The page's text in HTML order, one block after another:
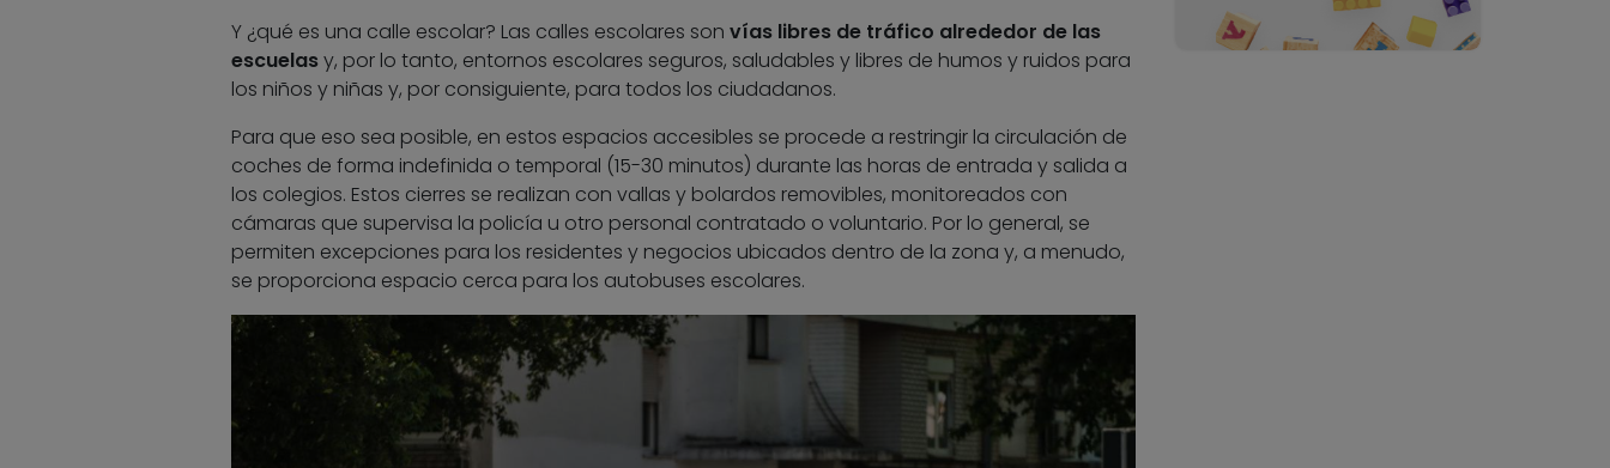
Y ¿qué es una calle escolar? Las calles escolares son vías libres de tráfico alrededor de las
escuelasy, por lo tanto, entornos escolares seguros, saludables y libres de humos y ruidos para
los niños y niñas y, por consiguiente, para todos los ciudadanos.
Para que eso sea posible, en estos espacios accesibles se procede a restringir la circulación de
coches de forma indefinida o temporal (15-30 minutos) durante las horas de entrada y salida a
los colegios. Estos cierres se realizan con vallas y bolardos removibles, monitoreados con
cámaras que supervisa la policía u otro personal contratado o voluntario. Por lo general, se
permiten excepciones para los residentes y negocios ubicados dentro de la zona y, a menudo,
se proporciona espacio cerca para los autobuses escolares.